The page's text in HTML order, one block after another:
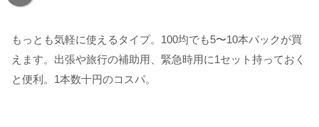
もっとも気軽に使えるタイプ。100均でも5〜10本パックが買
えます。出張や旅行の補助用、緊急時用に1セット持っておく
と便利。1本数十円のコスパ。